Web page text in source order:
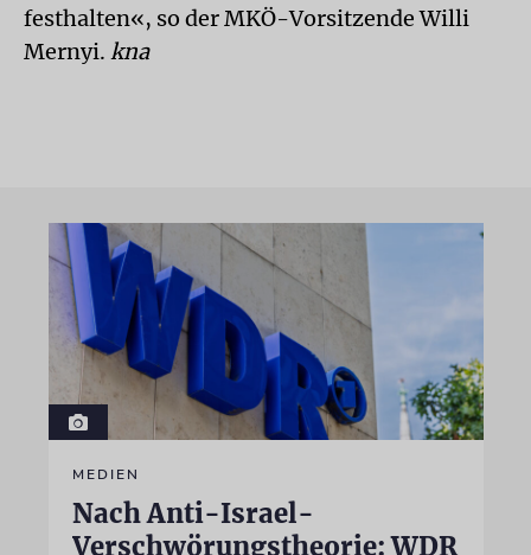
festhalten«, so der MKÖ-Vorsitzende Willi
Mernyi. kna
MEDIEN
Nach Anti-Israel-
Verschwörungstheorie: WDR